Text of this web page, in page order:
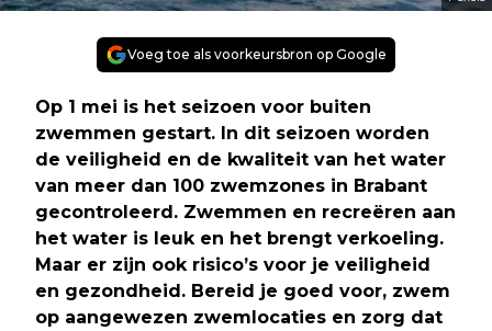
Voeg toe als voorkeursbron op Google
Op 1 mei is het seizoen voor buiten
zwemmen gestart. In dit seizoen worden
de veiligheid en de kwaliteit van het water
van meer dan 100 zwemzones in Brabant
gecontroleerd. Zwemmen en recreëren aan
het water is leuk en het brengt verkoeling.
Maar er zijn ook risico’s voor je veiligheid
en gezondheid. Bereid je goed voor, zwem
op aangewezen zwemlocaties en zorg dat